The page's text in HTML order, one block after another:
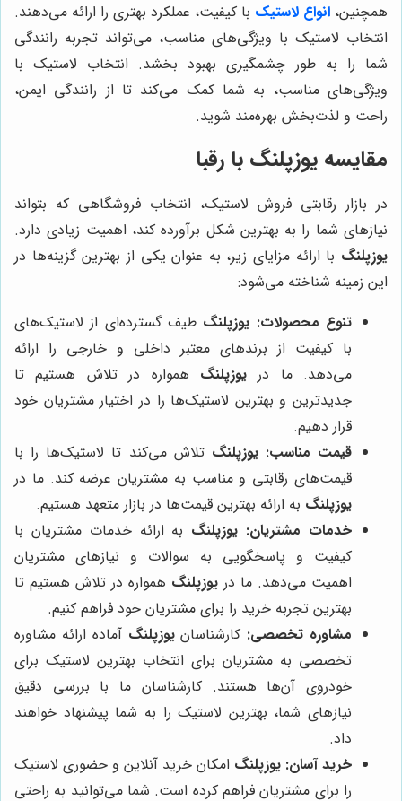
همچنین، انواع لاستیک با کیفیت، عملکرد بهتری را ارائه می‌دهند.
انتخاب لاستیک با ویژگی‌های مناسب، می‌تواند تجربه رانندگی
شما را به طور چشمگیری بهبود بخشد. انتخاب لاستیک با
ویژگی‌های مناسب، به شما کمک می‌کند تا از رانندگی ایمن،
راحت و لذت‌بخش بهره‌مند شوید.
مقایسه یوزپلنگ با رقبا
در بازار رقابتی فروش لاستیک، انتخاب فروشگاهی که بتواند
نیازهای شما را به بهترین شکل برآورده کند، اهمیت زیادی دارد.
یوزپلنگ با ارائه مزایای زیر، به عنوان یکی از بهترین گزینه‌ها در
این زمینه شناخته می‌شود:
تنوع محصولات: یوزپلنگ طیف گسترده‌ای از لاستیک‌های
با کیفیت از برندهای معتبر داخلی و خارجی را ارائه
می‌دهد. ما دریوزپلنگ همواره در تلاش هستیم تا
جدیدترین و بهترین لاستیک‌ها را در اختیار مشتریان خود
قرار دهیم.
قیمت مناسب: یوزپلنگ تلاش می‌کند تا لاستیک‌ها را با
قیمت‌های رقابتی و مناسب به مشتریان عرضه کند. ما در
یوزپلنگ به ارائه بهترین قیمت‌ها در بازار متعهد هستیم.
خدمات مشتریان: یوزپلنگ به ارائه خدمات مشتریان با
کیفیت و پاسخگویی به سوالات و نیازهای مشتریان
اهمیت می‌دهد. ما در یوزپلنگ همواره در تلاش هستیم تا
بهترین تجربه خرید را برای مشتریان خود فراهم کنیم.
مشاوره تخصصی: کارشناسانیوزپلنگ آماده ارائه مشاوره
تخصصی به مشتریان برای انتخاب بهترین لاستیک برای
خودروی آن‌ها هستند. کارشناسان ما با بررسی دقیق
نیازهای شما، بهترین لاستیک را به شما پیشنهاد خواهند
داد.
خرید آسان: یوزپلنگ امکان خرید آنلاین و حضوری لاستیک
را برای مشتریان فراهم کرده است. شما می‌توانید به راحتی